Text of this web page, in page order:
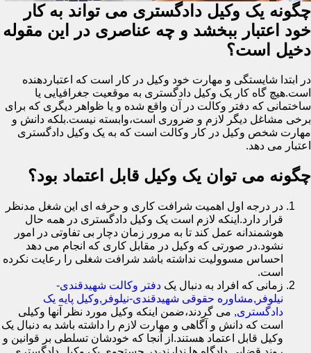
چگونه یک وکیل دادگستری می تواند به کار
خود اعتبار ببخشد و چه عناصری در این مقوله
دخیل است؟
در ابتدا شایستگی و مهارت خود وکیل در کار است که اعتباردهنده
است.هیچ گاه کار یک وکیل دادگستری به موقعیت جغرافیایی یا
ساختمانی که دفتر وکالت در آن واقع شده و یا ظواهر دیگری که برای
برخی مشاغل دیگر لازم و ضروری است،وابسته نیست.بلکه دانش و
مهارت شخص وکیل در کار وکالت است که به یک وکیل دادگستری
اعتبار می دهد.
چگونه می توان یک وکیل قابل اعتماد بود؟
در درجه اول اهمیت شرافت کاری و حرفه ای این شغل مدنظر
قرار دارد.اینکه لازم است یک وکیل دادگستری در همه حال
هوشمندانه عمل کند تا به مرور زمان دچار بی تفاوتی در امور
نشود.در صورتی که وکیل در مقابل کاری که انجام می دهد
احساس مسوولیت نداشته باشد شرافت شغلی را رعایت نکرده
است.
زمانی که افراد به دنبال یک دفتر وکالت شهیدقندی-
نیلوفر,مشاوره حقوقی شهیدقندی-نیلوفر,وکیل پایه یک
دادگستری, می گردند،ضمن اینکه وکیل مورد نظر آنها وکیلی
است که دانش و آگاهی و مهارت لازم را داشته باشد به دنبال یک
وکیل قابل اعتماد هستند.از آنجا که خودشان تسلطی بر قوانین و